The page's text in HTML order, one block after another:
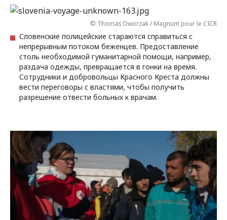
© Thomas Dworzak / Magnum pour le CICR
Словенские полицейские стараются справиться с
непрерывным потоком беженцев. Предоставление
столь необходимой гуманитарной помощи, например,
раздача одежды, превращается в гонки на время.
Сотрудники и добровольцы Красного Креста должны
вести переговоры с властями, чтобы получить
разрешение отвести больных к врачам.